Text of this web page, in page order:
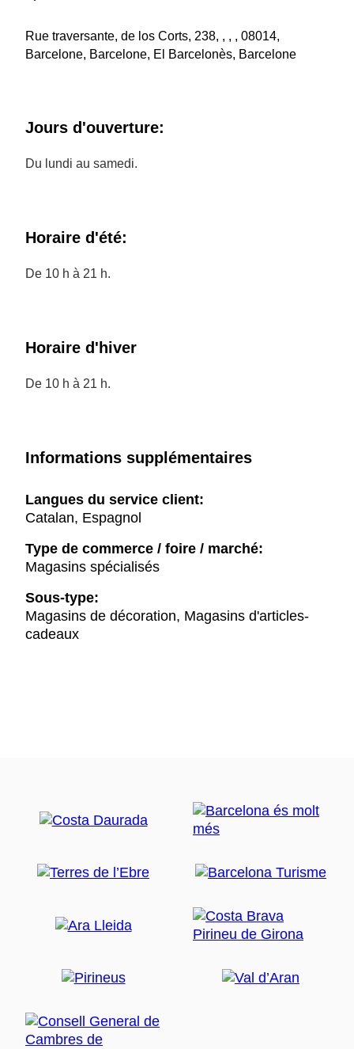
Rue traversante, de los Corts, 238, , , , 08014,
Barcelone, Barcelone, El Barcelonès, Barcelone
Jours d'ouverture:
Du lundi au samedi.
Horaire d'été:
De 10 h à 21 h.
Horaire d'hiver
De 10 h à 21 h.
Informations supplémentaires
Langues du service client:
Catalan, Espagnol
Type de commerce / foire / marché:
Magasins spécialisés
Sous-type:
Magasins de décoration, Magasins d'articles-
cadeaux